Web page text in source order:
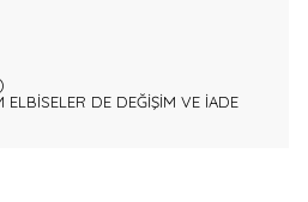
DE DEĞİŞİM VE İADE